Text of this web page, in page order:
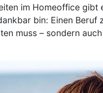
im Homeoffice gibt
bin: Einen Beruf
muss – sondern